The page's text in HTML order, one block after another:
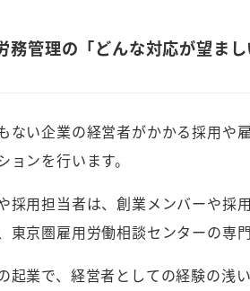
務管理の「どんな対応が望
ない企業の経営者がかかる採用や
ョンを行います。
採用担当者は、創業メンバーや採
東京圏雇用労働相談センターの専
起業で、経営者としての経験の浅